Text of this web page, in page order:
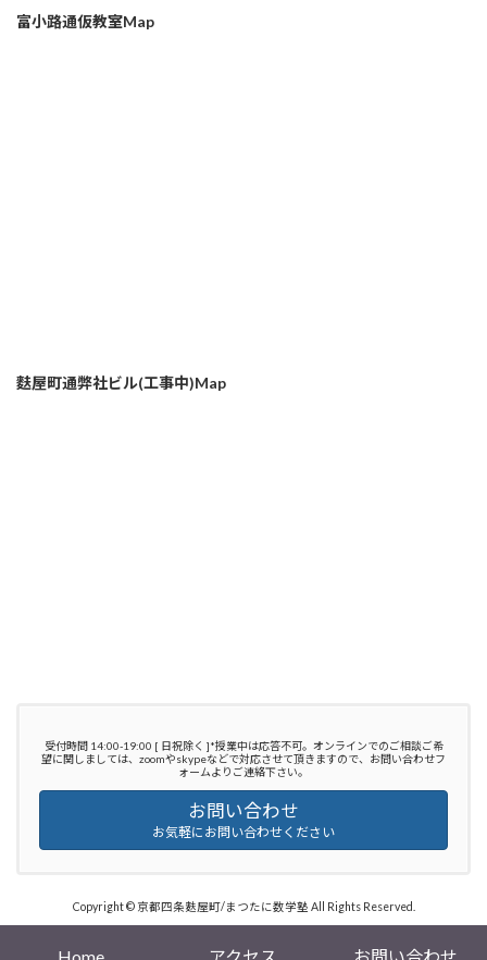
富小路通仮教室Map
麩屋町通弊社ビル(工事中)Map
受付時間 14:00-19:00 [ 日祝除く ]*授業中は応答不可。オンラインでのご相談ご希
望に関しましては、zoomやskypeなどで対応させて頂きますので、お問い合わせフ
ォームよりご連絡下さい。
お問い合わせ
お気軽にお問い合わせください
Copyright © 京都四条麩屋町/まつたに数学塾 All Rights Reserved.